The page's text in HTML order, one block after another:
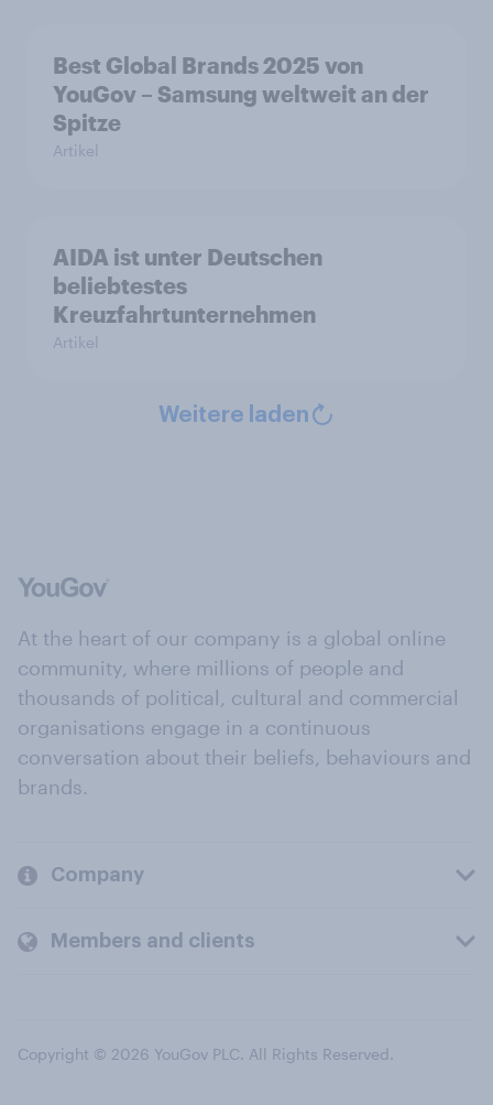
Best Global Brands 2025 von
YouGov – Samsung weltweit an der
Spitze
Artikel
AIDA ist unter Deutschen
beliebtestes
Kreuzfahrtunternehmen
Artikel
Weitere laden
At the heart of our company is a global online
community, where millions of people and
thousands of political, cultural and commercial
organisations engage in a continuous
conversation about their beliefs, behaviours and
brands.
Company
Members and clients
Copyright © 2026 YouGov PLC. All Rights Reserved.